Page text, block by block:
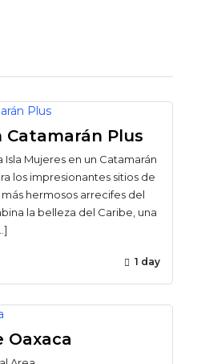
Catamarán Plus
Mujeres en un Catamarán
los impresionantes sitios de
hermosos arrecifes del
la belleza del Caribe, una
1 day
Oaxaca